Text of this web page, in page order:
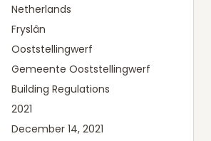
Netherlands
Fryslân
Ooststellingwerf
Gemeente Ooststellingwerf
Building Regulations
2021
December 14, 2021